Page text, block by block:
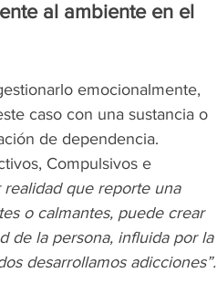
al ambiente en el
emocionalmente,
caso con una sustancia o
de dependencia.
Compulsivos e
realidad que reporte una
o calmantes, puede crear
de la persona, influida por la
desarrollamos adicciones”.